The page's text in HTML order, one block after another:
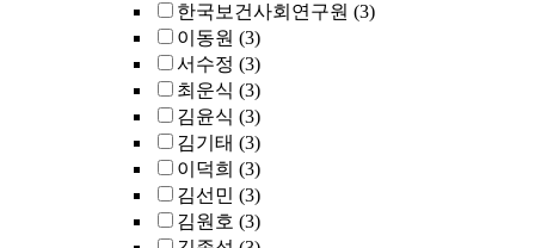
한국보건사회연구원 (3)
이동원 (3)
서수정 (3)
최운식 (3)
김윤식 (3)
김기태 (3)
이덕희 (3)
김선민 (3)
김원호 (3)